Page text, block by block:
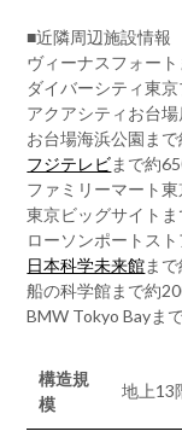
■近隣周辺施設情報
ヴィーナスフォー
ダイバーシティ東
アクアシティお台
お台場海浜公園ま
フジテレビまで約
ファミリーマート
東京ビッグサイト
ローソンポートス
日本科学未来館ま
船の科学館まで約
BMW Tokyo Bayま
構造規
模
地上13